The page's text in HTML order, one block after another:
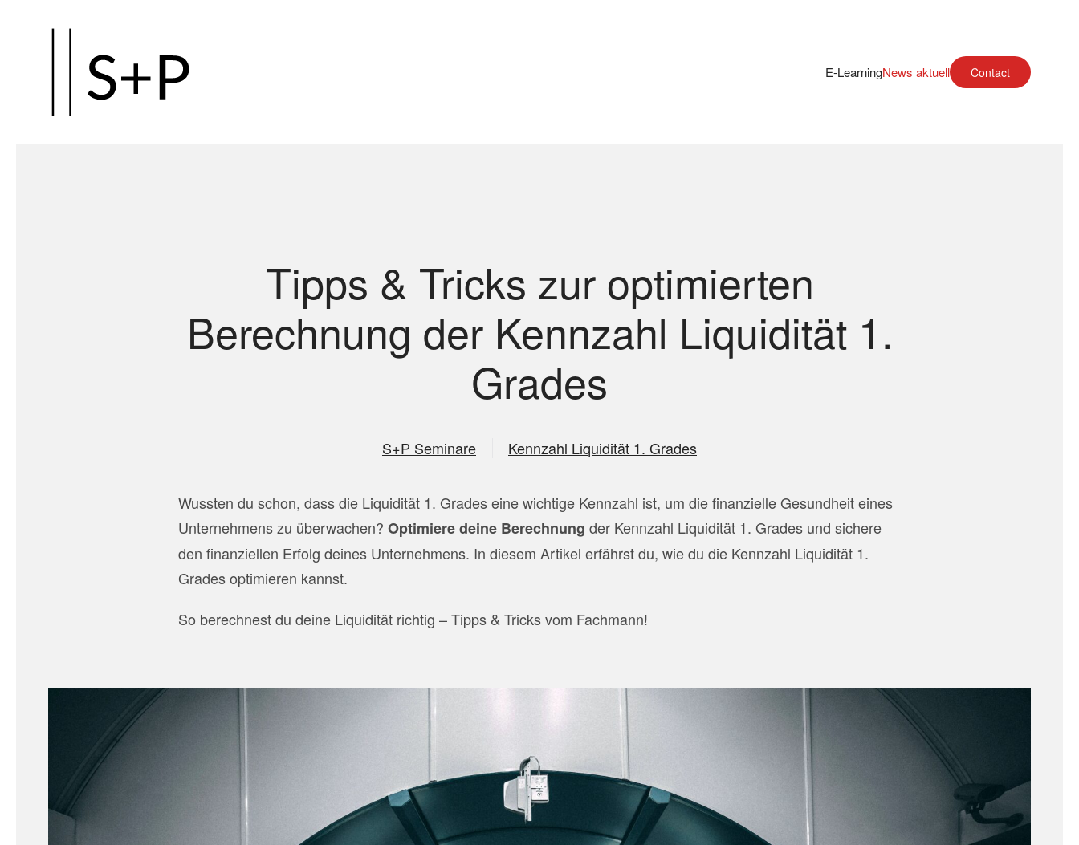
Hauptinhalt
E-LearningNews aktuell Contact
Tipps & Tricks zur optimierten
Berechnung der Kennzahl Liquidität 1.
Grades
S+P Seminare Kennzahl Liquidität 1. Grades
Wussten du schon, dass die Liquidität 1. Grades eine wichtige Kennzahl ist, um die finanzielle Gesundheit eines
Unternehmens zu überwachen? Optimiere deine Berechnung der Kennzahl Liquidität 1. Grades und sichere
den finanziellen Erfolg deines Unternehmens. In diesem Artikel erfährst du, wie du die Kennzahl Liquidität 1.
Grades optimieren kannst.
So berechnest du deine Liquidität richtig – Tipps & Tricks vom Fachmann!